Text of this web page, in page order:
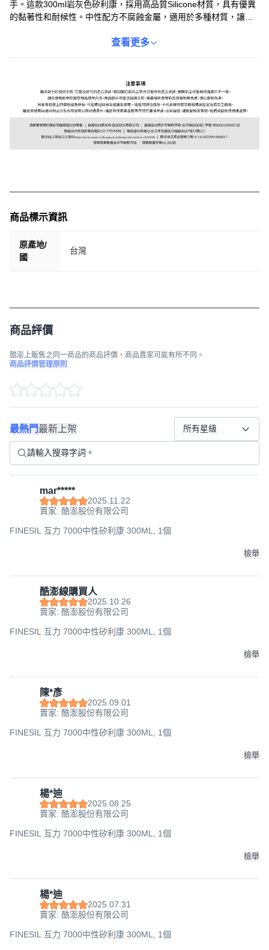
手。這款300ml岩灰色矽利康，採用高品質Silicone材質，具有優異
的黏著性和耐候性。中性配方不腐蝕金屬，適用於多種材質，讓您
封，互力7000都能提供可靠的保護，讓您的生活空間更加舒適安
查看更多
商品標示資訊
原產地/
國
台灣
商品評價
酷澎上販售之同一商品的商品評價，商品賣家可能有所不同。
商品評價管理原則
最熱門最新上架 所有星級
mar*****
2025.11.22
賣家: 酷澎股份有限公司
FINESIL 互力 7000中性矽利康 300ML, 1個
檢舉
酷澎線購買人
2025.10.26
賣家: 酷澎股份有限公司
FINESIL 互力 7000中性矽利康 300ML, 1個
檢舉
陳*彥
2025.09.01
賣家: 酷澎股份有限公司
FINESIL 互力 7000中性矽利康 300ML, 1個
檢舉
楊*迪
2025.08.25
賣家: 酷澎股份有限公司
FINESIL 互力 7000中性矽利康 300ML, 1個
檢舉
楊*迪
2025.07.31
賣家: 酷澎股份有限公司
FINESIL 互力 7000中性矽利康 300ML, 1個